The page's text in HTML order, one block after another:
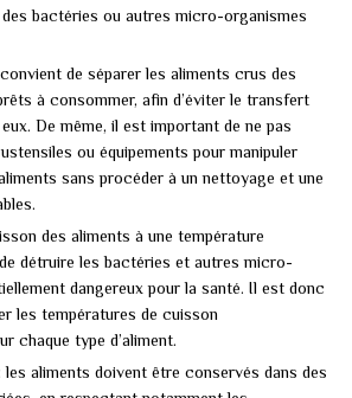
bactéries ou autres micro-organismes
de séparer les aliments crus des
à consommer, afin d’éviter le transfert
De même, il est important de ne pas
ou équipements pour manipuler
sans procéder à un nettoyage et une
des aliments à une température
détruire les bactéries et autres micro-
dangereux pour la santé. Il est donc
les températures de cuisson
chaque type d’aliment.
les aliments doivent être conservés dans des